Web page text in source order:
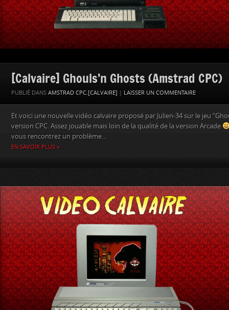
[Calvaire] Ghouls’n Ghosts (Amstrad CPC)
PUBLIÉ DANS AMSTRAD CPC,[CALVAIRE] LAISSER UN COMMENTAIRE
Et voici une nouvelle vidéo calvaire proposé par Julien-34 sur le jeu
version CPC. Assez jouable mais loin de la qualité de la version Arcade
vous rencontrez un problème...
EN SAVOIR PLUS »